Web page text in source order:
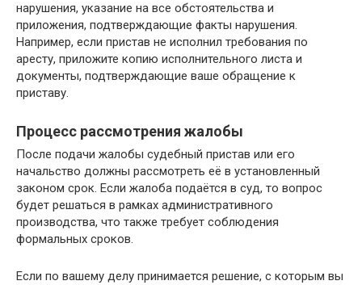
нарушения, указание на все обстоятельства и
приложения, подтверждающие факты нарушения.
Например, если пристав не исполнил требования по
аресту, приложите копию исполнительного листа и
документы, подтверждающие ваше обращение к
приставу.
Процесс рассмотрения жалобы
После подачи жалобы судебный пристав или его
начальство должны рассмотреть её в установленный
законом срок. Если жалоба подаётся в суд, то вопрос
будет решаться в рамках административного
производства, что также требует соблюдения
формальных сроков.
Если по вашему делу принимается решение, с которым вы